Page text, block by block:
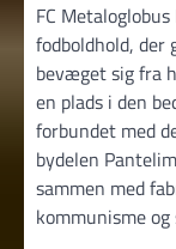
FC
fodboldhold, der
bevæget sig fra
en plads i den
forbundet med
bydelen
sammen med
kommunisme